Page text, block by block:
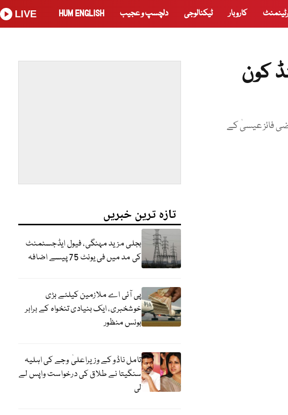
کاروبار ٹیکنالوجی دلچسپ و عجیب HUM ENGLISH
LIVE
کون
فائز عیسیٰ کے
تازہ ترین خبریں
بجلی مزید مہنگی، فیول ایڈجسٹمنٹ
کی مد میں فی یونٹ 75 پیسے اضافہ
پی آئی اے ملازمین کیلئے بڑی
خوشخبری، ایک بنیادی تنخواہ کے برابر
بونس منظور
تامل ناڈو کے وزیراعلیٰ وجے کی اہلیہ
سنگیتا نے طلاق کی درخواست واپس لے
لی